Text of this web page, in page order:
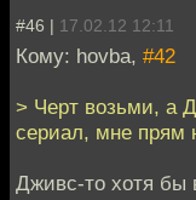
#46 | 17.02.12 12:11
Кому: hovba, #42
> Черт возьми, а
сериал, мне прям
Дживс-то хотя